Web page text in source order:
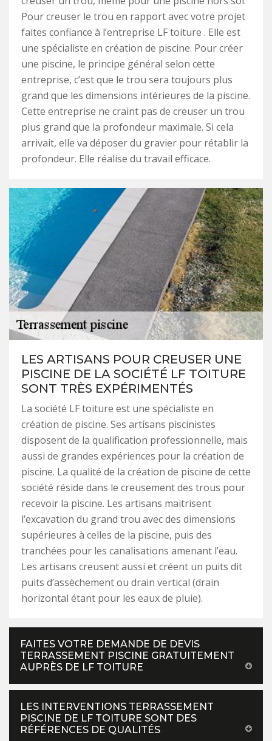
Pour creuser le trou en rapport avec votre projet
faites confiance à l’entreprise LF toiture . Elle est
une spécialiste en création de piscine. Pour créer
une piscine, le principe général selon cette
entreprise, c’est que le trou sera toujours plus
grand que les dimensions intérieures de la piscine.
Cette entreprise ne craint pas de creuser un trou
plus grand que la profondeur maximale. Si cela
arrivait, elle va déposer du gravier pour rétablir la
profondeur. Elle réalise du travail efficace.
LES ARTISANS POUR CREUSER UNE
PISCINE DE LA SOCIÉTÉ LF TOITURE
SONT TRÈS EXPÉRIMENTÉS
La société LF toiture est une spécialiste en
création de piscine. Ses artisans piscinistes
disposent de la qualification professionnelle, mais
aussi de grandes expériences pour la création de
piscine. La qualité de la création de piscine de cette
société réside dans le creusement des trous pour
recevoir la piscine. Les artisans maitrisent
l’excavation du grand trou avec des dimensions
supérieures à celles de la piscine, puis des
tranchées pour les canalisations amenant l’eau.
Les artisans creusent aussi et créent un puits dit
puits d’assèchement ou drain vertical (drain
horizontal étant pour les eaux de pluie).
FAITES VOTRE DEMANDE DE DEVIS
TERRASSEMENT PISCINE GRATUITEMENT
AUPRÈS DE LF TOITURE
LES INTERVENTIONS TERRASSEMENT
PISCINE DE LF TOITURE SONT DES
RÉFÉRENCES DE QUALITÉS